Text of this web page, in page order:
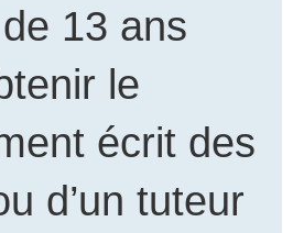
13 ans
le
écrit des
d’un tuteur